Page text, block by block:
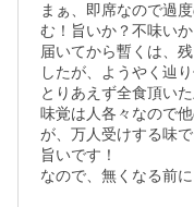
まぁ、即席なので過
む！旨いか？不味い
届いてから暫くは、
したが、ようやく辿り
とりあえず全食頂い
味覚は人各々なので
が、万人受けする味
旨いです！
なので、無くなる前